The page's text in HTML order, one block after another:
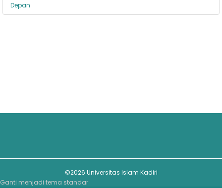
Depan
©2026 Universitas Islam Kadiri
Ganti menjadi tema standar